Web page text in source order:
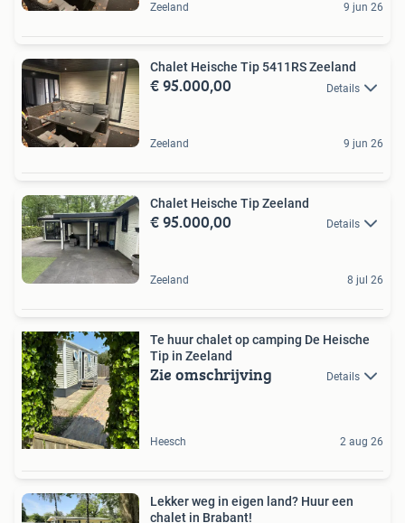
Zeeland 9 jun 26
Chalet Heische Tip 5411RS Zeeland
€ 95.000,00 Details
Zeeland 9 jun 26
Chalet Heische Tip Zeeland
€ 95.000,00 Details
Zeeland 8 jul 26
Te huur chalet op camping De Heische
Tip in Zeeland
Zie omschrijving Details
Heesch 2 aug 26
Lekker weg in eigen land? Huur een
chalet in Brabant!